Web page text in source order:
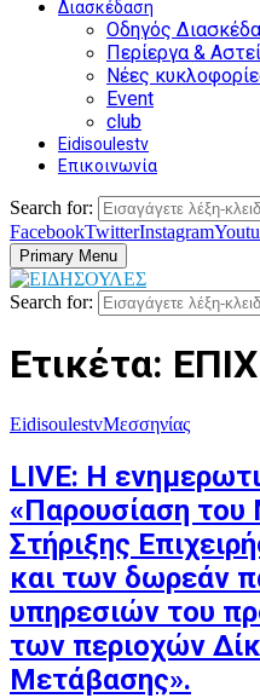
Διασκέδαση
Οδηγός
Περίεργα &
Νέες
Event
club
Eidisoulestv
Επικοινωνία
Search for:
FacebookTwitterInstagram
Primary Menu
Search for:
Ετικέτα:
EidisoulestvΜεσσηνίας
LIVE: Η
«Παρουσίαση του
Στήριξης
και των δωρεάν
υπηρεσιών του
των περιοχών
Μετάβασης».